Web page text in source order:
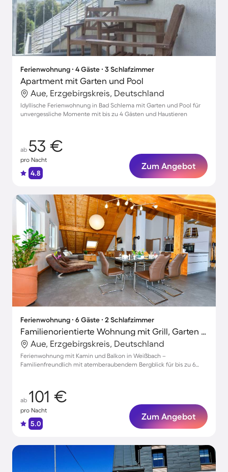
Ferienwohnung ∙ 4 Gäste ∙ 3 Schlafzimmer
Apartment mit Garten und Pool
Aue, Erzgebirgskreis, Deutschland
Idyllische Ferienwohnung in Bad Schlema mit Garten und Pool für
unvergessliche Momente mit bis zu 4 Gästen und Haustieren
ab 53 €
pro Nacht
4.8
Zum Angebot
Ferienwohnung ∙ 6 Gäste ∙ 2 Schlafzimmer
Familienorientierte Wohnung mit Grill, Garten und Terrasse | Stadtblick | Perfekt für die Arbeit von Zuhause
Aue, Erzgebirgskreis, Deutschland
Ferienwohnung mit Kamin und Balkon in Weißbach –
Familienfreundlich mit atemberaubendem Bergblick für bis zu 6
ab 101 €
pro Nacht
5.0
Zum Angebot